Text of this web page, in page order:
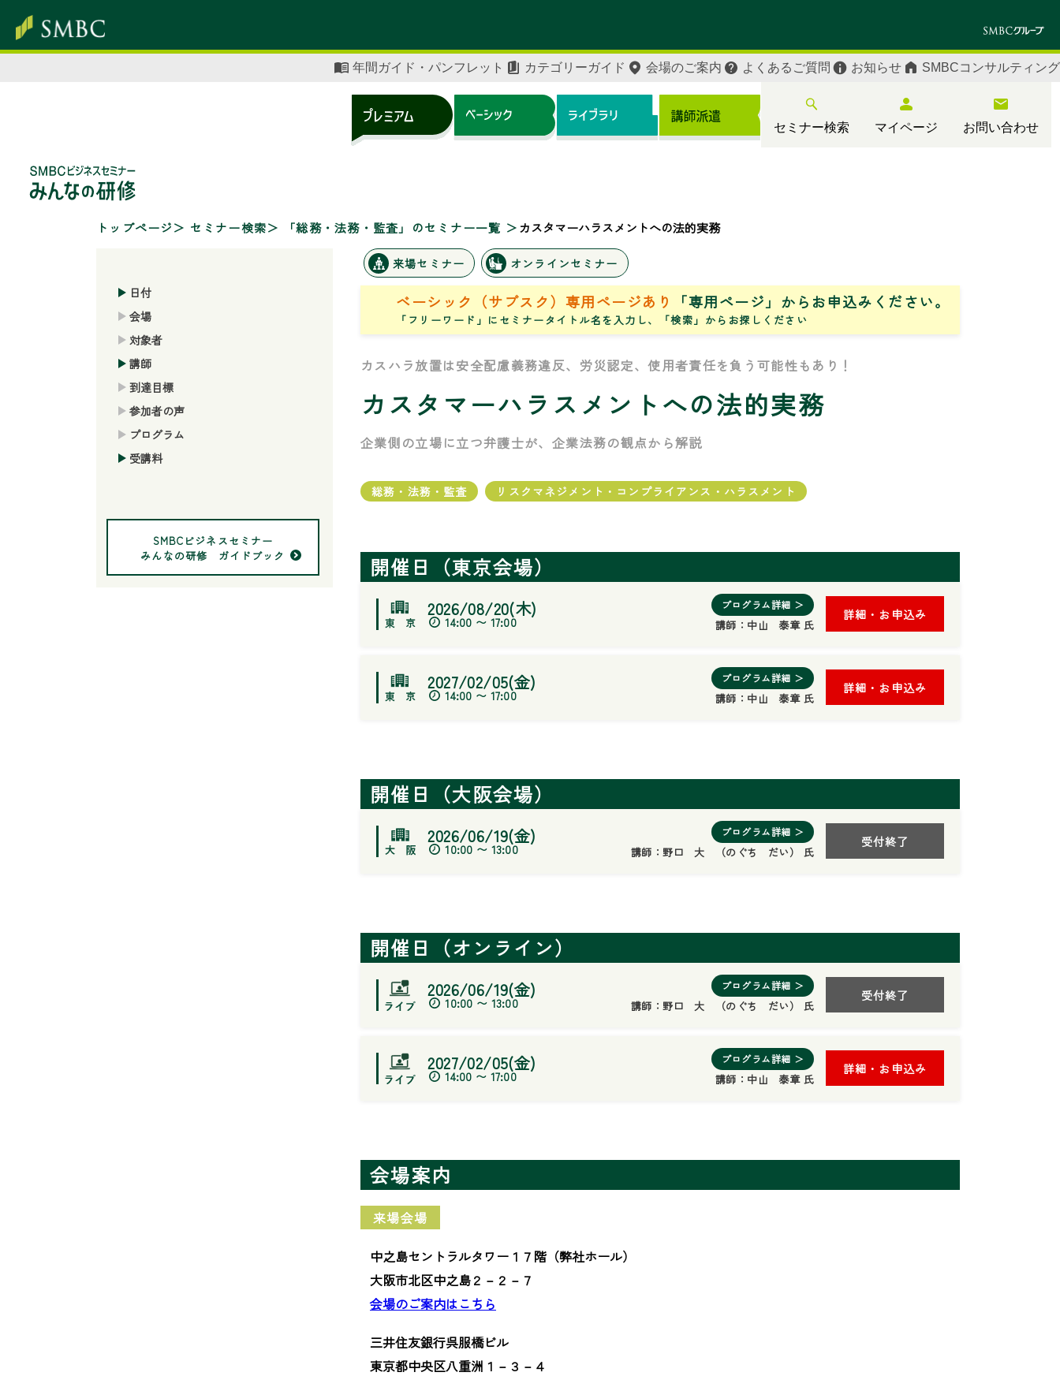
セミナー検索 マイページ お問い合わせ
年間ガイド・パンフレット カテゴリーガイド 会場のご案内 よくあるご質問 お知らせ SMBCコンサルティング
トップページ セミナー検索 「総務・法務・監査」のセミナー一覧 カスタマーハラスメントへの法的実務
日付
会場
対象者
講師
到達目標
参加者の声
プログラム
受講料
SMBCビジネスセミナー
みんなの研修 ガイドブック
来場セミナー オンラインセミナー
ベーシック（サブスク）専用ページあり 「専用ページ」からお申込みください。
「フリーワード」にセミナータイトル名を入力し、「検索」からお探しください
カスハラ放置は安全配慮義務違反、労災認定、使用者責任を負う可能性もあり！
カスタマーハラスメントへの法的実務
企業側の立場に立つ弁護士が、企業法務の観点から解説
総務・法務・監査 リスクマネジメント・コンプライアンス・ハラスメント
開催日（東京会場）
2026/08/20(木)
14:00 〜 17:00
プログラム詳細 ＞
講師： 中山 泰章 氏
詳細・お申込み
2027/02/05(金)
14:00 〜 17:00
プログラム詳細 ＞
講師： 中山 泰章 氏
詳細・お申込み
開催日（大阪会場）
2026/06/19(金)
10:00 〜 13:00
プログラム詳細 ＞
講師：野口 大 （のぐち だい） 氏
受付終了
開催日（オンライン）
2026/06/19(金)
10:00 〜 13:00
プログラム詳細 ＞
講師：野口 大 （のぐち だい） 氏
受付終了
2027/02/05(金)
14:00 〜 17:00
プログラム詳細 ＞
講師： 中山 泰章 氏
詳細・お申込み
会場案内
来場会場
中之島セントラルタワー１７階（弊社ホール）
大阪市北区中之島２－２－７
会場のご案内はこちら
三井住友銀行呉服橋ビル
東京都中央区八重洲１－３－４